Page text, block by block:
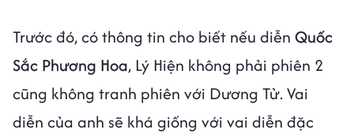
Trước đó, có thông tin cho biết nếu diễn Quốc
Sắc Phương Hoa, Lý Hiện không phải phiên 2
cũng không tranh phiên với Dương Tử. Vai
diễn của anh sẽ khá giống với vai diễn đặc